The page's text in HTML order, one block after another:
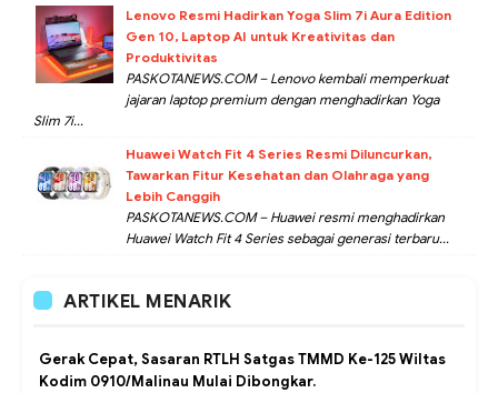
Lenovo Resmi Hadirkan Yoga Slim 7i Aura Edition
Gen 10, Laptop AI untuk Kreativitas dan
Produktivitas
PASKOTANEWS.COM – Lenovo kembali memperkuat
jajaran laptop premium dengan menghadirkan Yoga
Slim 7i...
Huawei Watch Fit 4 Series Resmi Diluncurkan,
Tawarkan Fitur Kesehatan dan Olahraga yang
Lebih Canggih
PASKOTANEWS.COM – Huawei resmi menghadirkan
Huawei Watch Fit 4 Series sebagai generasi terbaru...
ARTIKEL MENARIK
Gerak Cepat, Sasaran RTLH Satgas TMMD Ke-125 Wiltas
Kodim 0910/Malinau Mulai Dibongkar.